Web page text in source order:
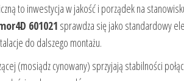
to inwestycja w jakość i porządek na
601021 sprawdza się jako standardowy
do dalszego montażu.
(mosiądz cynowany) sprzyjają stabilności